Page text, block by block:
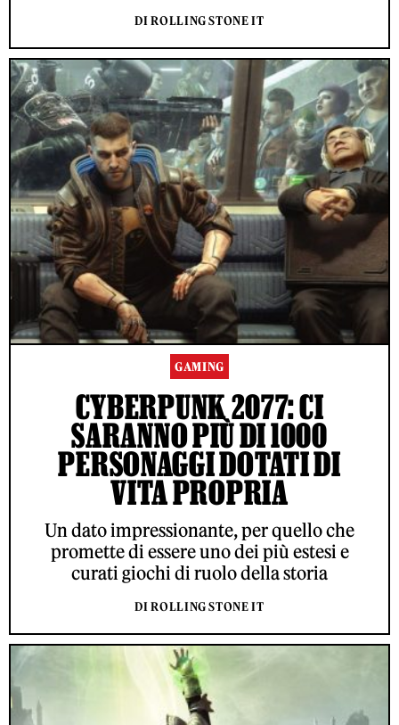
DI ROLLING STONE IT
GAMING
CYBERPUNK 2077: CI
SARANNO PIÙ DI 1000
PERSONAGGI DOTATI DI
VITA PROPRIA
Un dato impressionante, per quello che
promette di essere uno dei più estesi e
curati giochi di ruolo della storia
DI ROLLING STONE IT